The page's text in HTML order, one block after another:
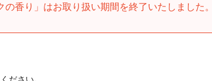
の香り」はお取り扱い期間を終了いたしました
ださい。